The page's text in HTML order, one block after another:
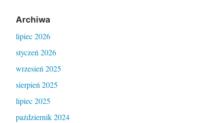
Archiwa
lipiec 2026
styczeń 2026
wrzesień 2025
sierpień 2025
lipiec 2025
październik 2024